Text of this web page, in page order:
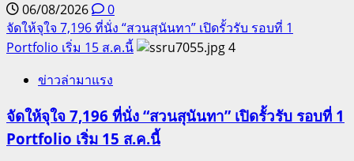
06/08/2026
0
จัดให้จุใจ 7,196 ที่นั่ง “สวนสุนันทา” เปิดรั้วรับ รอบที่ 1
Portfolio เริ่ม 15 ส.ค.นี้
4
ข่าวล่ามาแรง
จัดให้จุใจ 7,196 ที่นั่ง “สวนสุนันทา” เปิดรั้วรับ รอบที่ 1
Portfolio เริ่ม 15 ส.ค.นี้